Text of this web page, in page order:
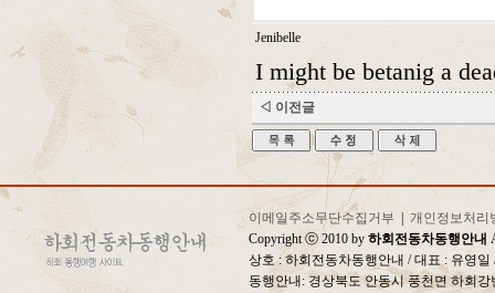
Jenibelle
I might be betanig a
◁ 이전글
이메일주소무단수집거부 |개인정보처리
Copyright ⓒ 2010 by 하회전동차동행안내
상호 : 하회전동차동행안내 / 대표 : 유영
동행안내: 경상북도 안동시 풍천면 하회